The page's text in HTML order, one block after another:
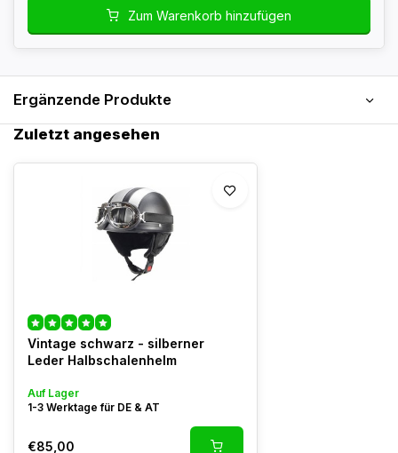
Zum Warenkorb hinzufügen
Ergänzende Produkte
Zuletzt angesehen
Vintage schwarz - silberner
Leder Halbschalenhelm
Auf Lager
1-3 Werktage für DE & AT
€85,00